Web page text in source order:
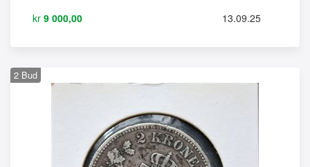
kr 9 000,00 13.09.25
2 Bud